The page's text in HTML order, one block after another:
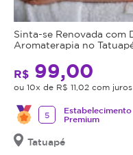
Sinta-se Renovada com
Aromaterapia no
R$ 99,00
ou 10x de R$ 11,02 com juros
5
Estabelecimento
Premium
Tatuapé